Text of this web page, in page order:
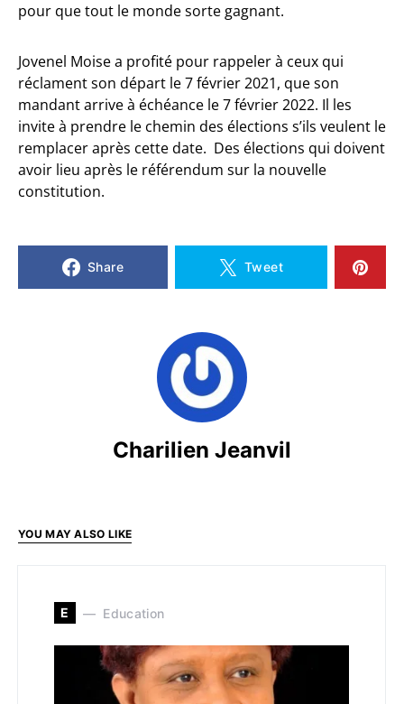
pour que tout le monde sorte gagnant.
Jovenel Moise a profité pour rappeler à ceux qui
réclament son départ le 7 février 2021, que son
mandant arrive à échéance le 7 février 2022. Il les
invite à prendre le chemin des élections s’ils veulent le
remplacer après cette date. Des élections qui doivent
avoir lieu après le référendum sur la nouvelle
constitution.
Share Tweet
Charilien Jeanvil
YOU MAY ALSO LIKE
E Education